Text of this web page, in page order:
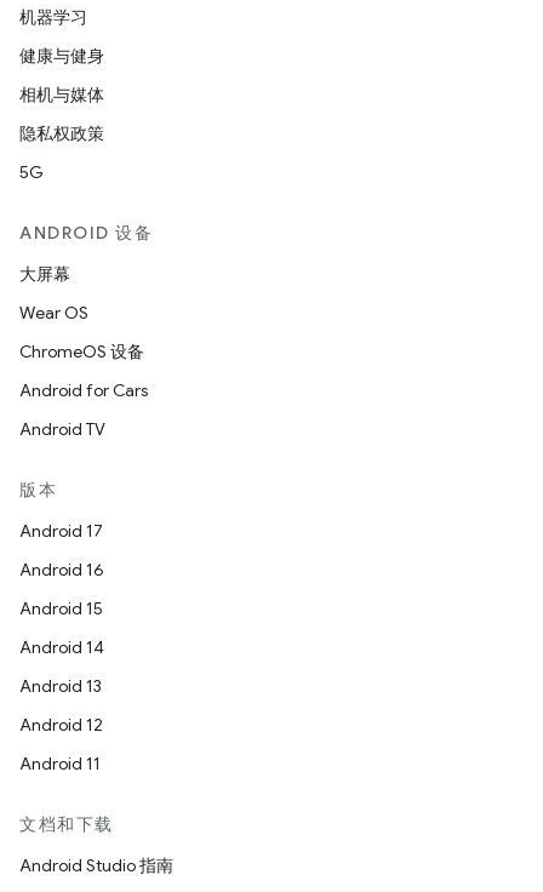
机器学习
健康与健身
相机与媒体
隐私权政策
5G
ANDROID 设备
大屏幕
Wear OS
ChromeOS 设备
Android for Cars
Android TV
版本
Android 17
Android 16
Android 15
Android 14
Android 13
Android 12
Android 11
文档和下载
Android Studio 指南